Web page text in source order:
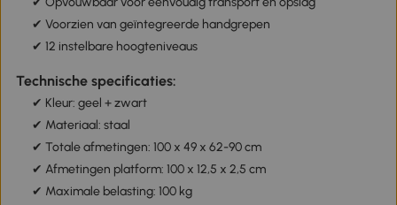
✔ Voorzien van geïntegreerde handgrepen
✔ 12 instelbare hoogteniveaus
Technische specificaties:
✔ Kleur: geel + zwart
✔ Materiaal: staal
✔ Totale afmetingen: 100 x 49 x 62-90 cm
✔ Afmetingen platform: 100 x 12,5 x 2,5 cm
✔ Maximale belasting: 100 kg